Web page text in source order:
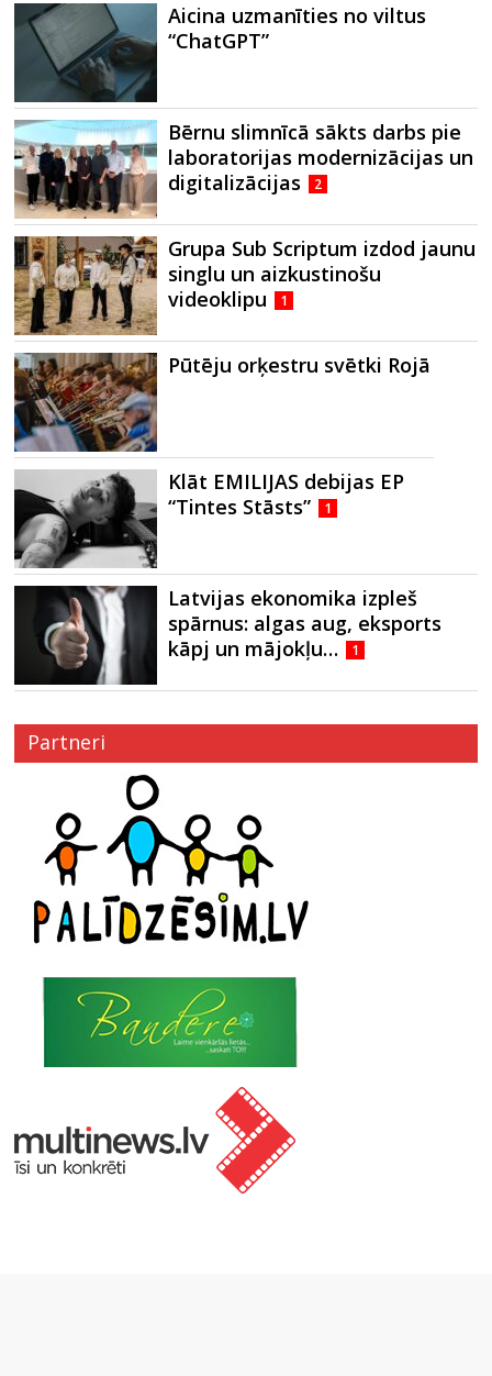
Aicina uzmanīties no viltus
“ChatGPT”
Bērnu slimnīcā sākts darbs pie
laboratorijas modernizācijas un
digitalizācijas
2
Grupa Sub Scriptum izdod jaunu
singlu un aizkustinošu
videoklipu
1
Pūtēju orķestru svētki Rojā
Klāt EMILIJAS debijas EP
“Tintes Stāsts”
1
Latvijas ekonomika izpleš
spārnus: algas aug, eksports
kāpj un mājokļu…
1
Partneri